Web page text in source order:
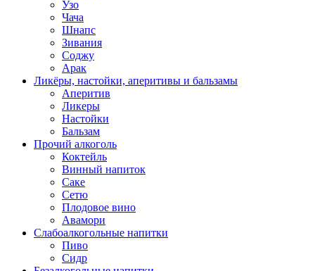
Узо
Чача
Шнапс
Зивания
Соджу
Арак
Ликёры, настойки, аперитивы и бальзамы
Аперитив
Ликеры
Настойки
Бальзам
Прочий алкоголь
Коктейль
Винный напиток
Саке
Сетю
Плодовое вино
Авамори
Слабоалкогольные напитки
Пиво
Сидр